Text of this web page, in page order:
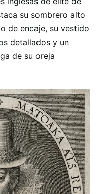
su sombrero alto
de encaje, su vestido
detallados y un
de su oreja